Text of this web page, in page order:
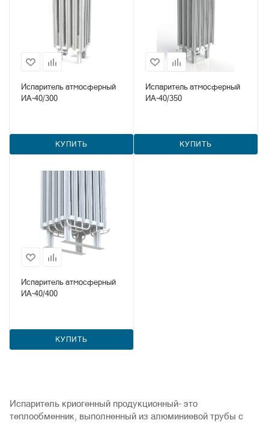
Испаритель атмосферный
ИА-40/300
КУПИТЬ
Испаритель атмосферный
ИА-40/350
КУПИТЬ
Испаритель атмосферный
ИА-40/400
КУПИТЬ
Испаритель криогенный продукционный- это
теплообменник, выполненный из алюминиевой трубы с